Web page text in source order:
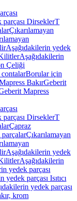
DirseklerT
Çıkarılamayan
Aşağıdakilerin yedek
Aşağıdakilerin
Çeliği
Borular için
BakırGeberit
Mapress
DirseklerT
Çapraz
parçalarÇıkarılamayan
Aşağıdakilerin yedek
Aşağıdakilerin
yedek parçası
yedek parçası Isıtıcı
yedek parçası
krom